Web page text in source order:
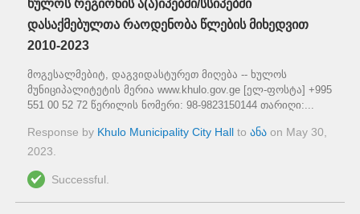
ხულოს რეგიონის ა(ა)იპებში/სსიპებში
დასაქმებულთა რაოდენობა წლების მიხედვით
2010-2023
მოგესალმებიტ, დაგვიდასტურეთ მიღება -- ხულოს
მუნიციპალიტეტის მერია www.khulo.gov.ge [ელ-ფოსტა] +995
551 00 52 72 წერილის ნომერი: 98-9823150144 თარიღი:...
Response by Khulo Municipality City Hall to ანა on May 30,
2023
Successful.